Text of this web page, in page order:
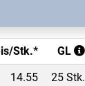
Stk.* GL
14.55 25 Stk.